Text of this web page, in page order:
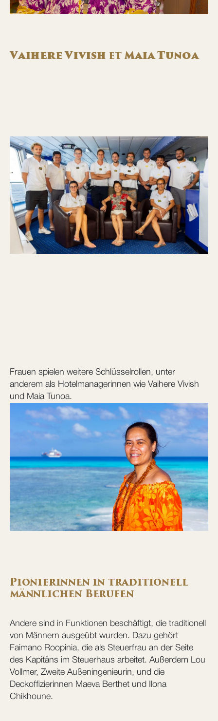
Vaihere Vivish etMaia Tunoa
Frauen spielen weitere Schlüsselrollen, unter
anderem als Hotelmanagerinnen wie Vaihere Vivish
und Maia Tunoa.
Pionierinnen in traditionell
männlichen Berufen
Andere sind in Funktionen beschäftigt, die traditionell
von Männern ausgeübt wurden. Dazu gehört
Faimano Roopinia, die als Steuerfrau an der Seite
des Kapitäns im Steuerhaus arbeitet. Außerdem Lou
Vollmer, Zweite Außeningenieurin, und die
Deckoffizierinnen Maeva Berthet und Ilona
Chikhoune.